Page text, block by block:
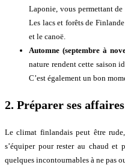
Laponie, vous permettant
Les lacs et forêts de
et le canoë.
Automne (septembre à
nature rendent cette saison
C’est également un bon
2. Préparer ses
Le climat finlandais peut être
s’équiper pour rester au chaud
quelques incontournables à ne pas